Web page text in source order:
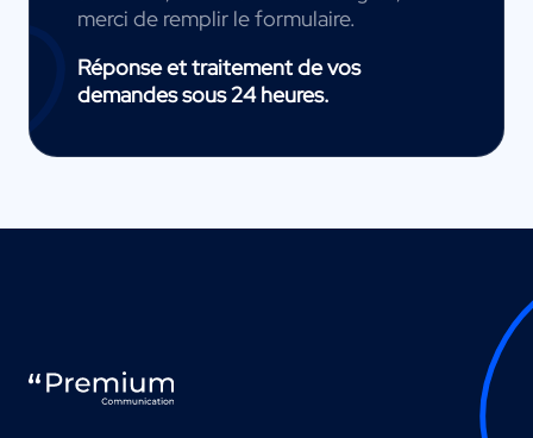
merci de remplir le formulaire.
Réponse et traitement de vos
demandes sous 24 heures.